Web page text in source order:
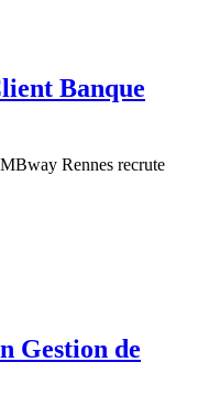
Banque
Rennes recrute
Gestion de